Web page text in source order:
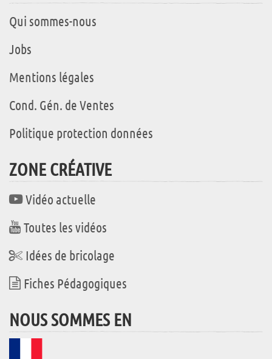
Qui sommes-nous
Jobs
Mentions légales
Cond. Gén. de Ventes
Politique protection données
ZONE CRÉATIVE
Vidéo actuelle
Toutes les vidéos
Idées de bricolage
Fiches Pédagogiques
NOUS SOMMES EN